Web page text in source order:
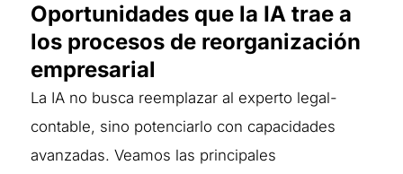
Oportunidades que la IA trae a
los procesos de reorganización
empresarial
La IA no busca reemplazar al experto legal-
contable, sino potenciarlo con capacidades
avanzadas. Veamos las principales